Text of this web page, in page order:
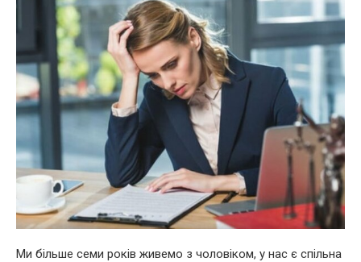
Ми більше семи років живемо з чоловіком, у нас є спільна